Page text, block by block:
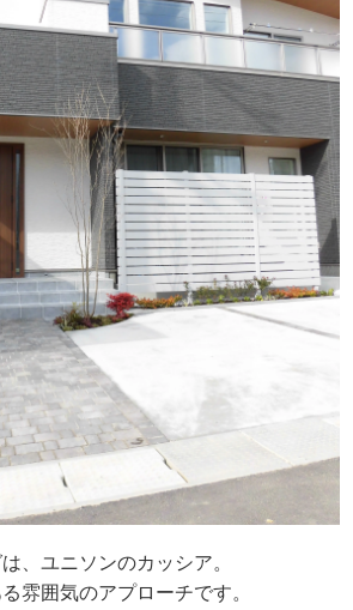
、ユニソンのカッシア。
雰囲気のアプローチです。